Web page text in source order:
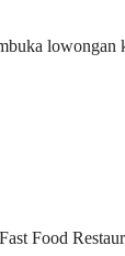
Food